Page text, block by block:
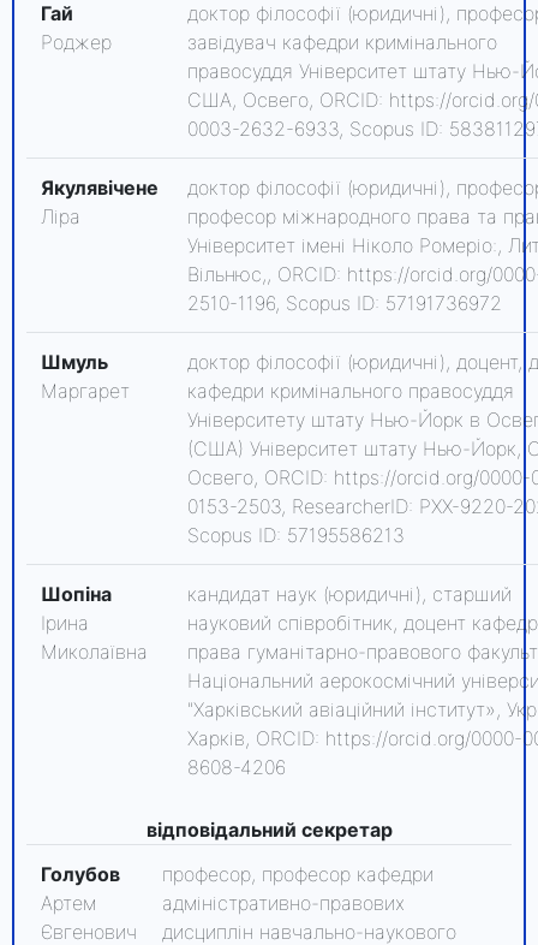
Гай
Роджер
доктор філософії (юридичні),
завідувач кафедри кримінального
правосуддя Університет штату Нью-
США, Освего, ORCID: https://
0003-2632-6933, Scopus ID:
Якулявічене
Ліра
доктор філософії (юридичні),
професор міжнародного права та
Університет імені Ніколо Ромеріо:,
Вільнюс,, ORCID: https://orcid.org/
2510-1196, Scopus ID: 57191736972
Шмуль
Маргарет
доктор філософії (юридичні), доцент,
кафедри кримінального правосуддя
Університету штату Нью-Йорк в
(США) Університет штату Нью-Йорк,
Освего, ORCID: https://orcid.org/
0153-2503, ResearcherID: PXX-9220-
Scopus ID: 57195586213
Шопіна
Ірина
Миколаївна
кандидат наук (юридичні), старший
науковий співробітник, доцент
права гуманітарно-правового
Національний аерокосмічний
"Харківський авіаційний інститут»,
Харків, ORCID: https://orcid.org/0000-
8608-4206
відповідальний секретар
Голубов
Артем
Євгенович
професор, професор кафедри
адміністративно-правових
дисциплін навчально-наукового